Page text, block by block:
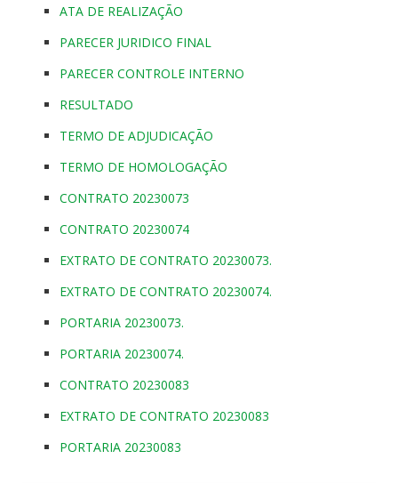
ATA DE REALIZAÇÃO
PARECER JURIDICO FINAL
PARECER CONTROLE INTERNO
RESULTADO
TERMO DE ADJUDICAÇÃO
TERMO DE HOMOLOGAÇÃO
CONTRATO 20230073
CONTRATO 20230074
EXTRATO DE CONTRATO 20230073.
EXTRATO DE CONTRATO 20230074.
PORTARIA 20230073.
PORTARIA 20230074.
CONTRATO 20230083
EXTRATO DE CONTRATO 20230083
PORTARIA 20230083